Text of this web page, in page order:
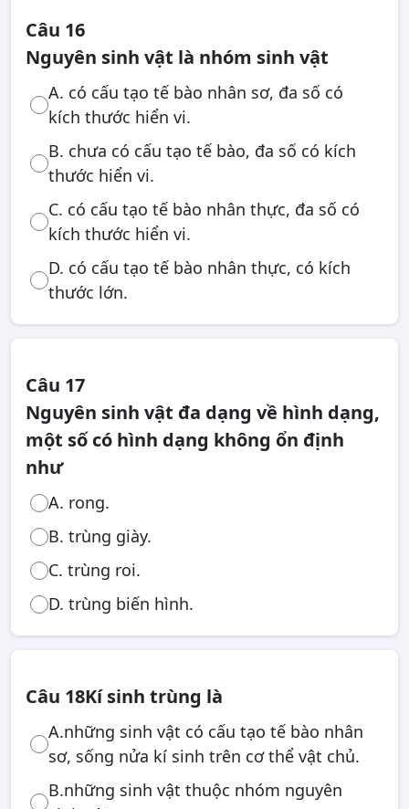
Câu 16
Nguyên sinh vật là nhóm sinh vật
A. có cấu tạo tế bào nhân sơ, đa số có
kích thước hiển vi.
B. chưa có cấu tạo tế bào, đa số có kích
thước hiển vi.
C. có cấu tạo tế bào nhân thực, đa số có
kích thước hiển vi.
D. có cấu tạo tế bào nhân thực, có kích
thước lớn.
Câu 17
Nguyên sinh vật đa dạng về hình dạng,
một số có hình dạng không ổn định
như
A. rong.
B. trùng giày.
C. trùng roi.
D. trùng biến hình.
Câu 18Kí sinh trùng là
A.những sinh vật có cấu tạo tế bào nhân
sơ, sống nửa kí sinh trên cơ thể vật chủ.
B.những sinh vật thuộc nhóm nguyên